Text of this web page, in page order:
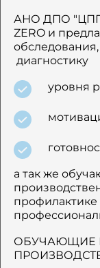
АНО ДПО
ZERO и
диагностику
уровня
а так же
ОБУЧАЮЩИЕ